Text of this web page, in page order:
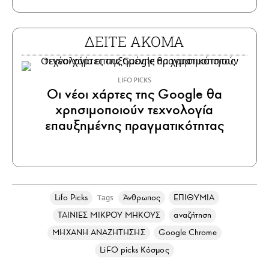
ΔΕΙΤΕ ΑΚΟΜΑ
LIFO PICKS
Οι νέοι χάρτες της Google θα
χρησιμοποιούν τεχνολογία
επαυξημένης πραγματικότητας
Lifo Picks Tags Άνθρωπος
ΕΠΙΘΥΜΙΑ
ΤΑΙΝΙΕΣ ΜΙΚΡΟΥ ΜΗΚΟΥΣ
αναζήτηση
ΜΗΧΑΝΗ ΑΝΑΖΗΤΗΣΗΣ
Google Chrome
LiFO picks Κόσμος